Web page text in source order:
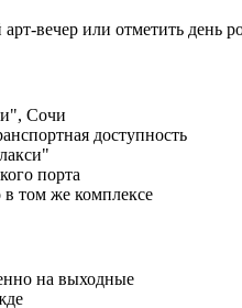
вечер или отметить день
Сочи
доступность
порта
в том же комплексе
на выходные